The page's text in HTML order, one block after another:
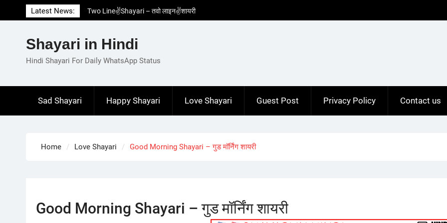
to
Latest News:
Two Line✌️Shayari – तवो लाइन✌️शायरी
Love😓Lines In Hindi – लव😓लाइन्स इन हिंदी
Love🥳Poetry In Hindi – लव🥳पोएट्री इन हिंदी
1 Line☝️Shayari In Hindi – १ लाइन☝️शायरी इन
Shayari in Hindi
Hindi Shayari For Daily WhatsApp Status
Sad Shayari Happy Shayari Love Shayari Guest Post Privacy Policy Contact us
Home Love Shayari Good Morning Shayari – गुड मॉर्निंग शायरी
Good Morning Shayari – गुड मॉर्निंग शायरी